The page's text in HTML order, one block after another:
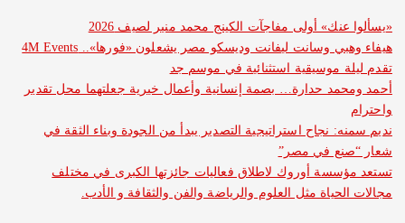
أولى مفاجآت الكينج محمد منير لصيف 2026
هيفاء وهبي وسانت ليفانت وديسكو مصر يشعلون «فورها».. 4M Events
موسيقية استثنائية في موسم جد
حدارة… بصمة إنسانية وأعمال خيرية جعلتهما محل تقدير
نجاح استراتيجية التصدير يبدأ من الجودة وبناء الثقة في
في مصر”
أوروك لاطلاق فعاليات جائزتها الكبرى في مختلف
مثل العلوم والرياضة والفن والثقافة و الأدب.